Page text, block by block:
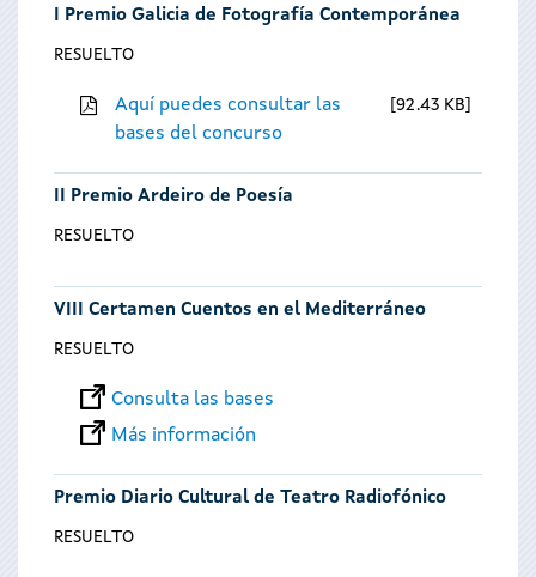
I Premio Galicia de Fotografía Contemporánea
RESUELTO
Aquí puedes consultar las
bases del concurso
92.43 KB
II Premio Ardeiro de Poesía
RESUELTO
VIII Certamen Cuentos en el Mediterráneo
RESUELTO
Consulta las bases
Más información
Premio Diario Cultural de Teatro Radiofónico
RESUELTO